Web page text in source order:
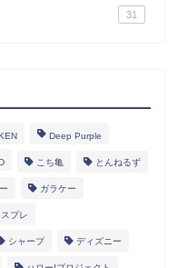
31
Deep Purple
こち亀 とんねるず
ガラケー
スプレ
シャープ ディズニー